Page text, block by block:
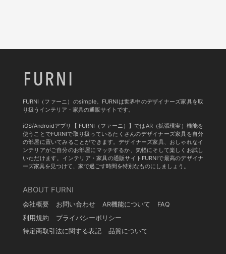
FURNI（ファーニ）のsimple。FURNIは世界中のデザイナーズ家具を取
り扱うインテリア・家具の通販サイトです。
iOS/Androidアプリ【 FURNI（ファーニ）】ではAR（拡張現実）機能を
使うことでFURNIで取り扱っているたくさんのデザイナーズ家具を自分
の部屋に置いてみることができます。デザイナーズ家具、おしゃれなイ
ンテリアがご自分のお部屋にマッチするか、気軽にそして楽しくお試し
いただけます。インテリア・家具の通販サイトFURNIで最高のデザイナ
ーズ家具を見つけて、家で過ごす時間を特別なものにしましょう。
ABOUT FURNI
会社概要 お問い合わせ AR機能について
FAQ
利用規約
プライバシーポリシー
特定商取引法に関する表記
品質について